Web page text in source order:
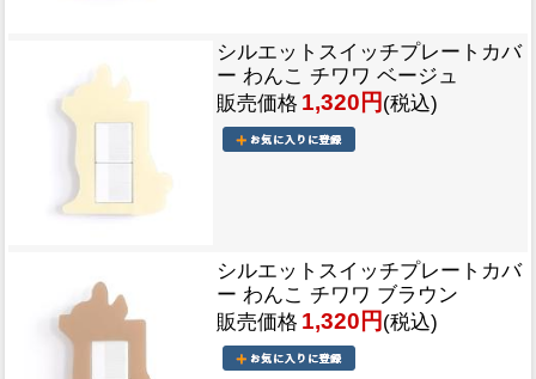
シルエットスイッチプレートカバ
ー わんこ チワワ ベージュ
販売価格 1,320円 (税込)
シルエットスイッチプレートカバ
ー わんこ チワワ ブラウン
販売価格 1,320円 (税込)